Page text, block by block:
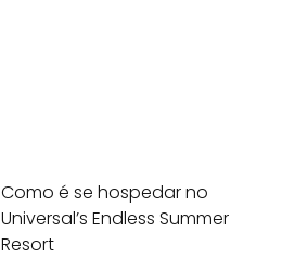
Como é se hospedar no
Universal’s Endless Summer
Resort